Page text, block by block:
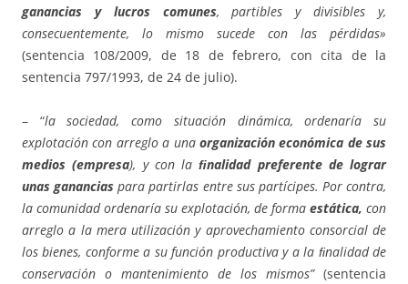
ganancias y lucros comunes, partibles y divisibles y,
consecuentemente, lo mismo sucede con las pérdidas»
(sentencia 108/2009, de 18 de febrero, con cita de la
sentencia 797/1993, de 24 de julio).
– “la sociedad, como situación dinámica, ordenaría su
explotación con arreglo a una organización económica de sus
medios (empresa), y con laﬁnalidad preferente de lograr
unas ganancias para partirlas entre sus partícipes. Por contra,
la comunidad ordenaría su explotación, de forma estática, con
arreglo a la mera utilización y aprovechamiento consorcial de
los bienes, conforme a su función productiva y a la ﬁnalidad de
conservación o mantenimiento de los mismos” (sentencia